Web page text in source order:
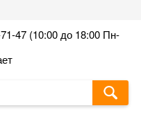
47 (10:00 до 18:00 Пн-